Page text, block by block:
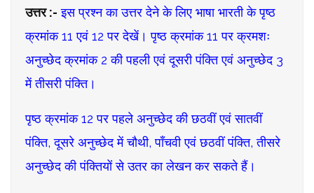
उत्तर :- इस प्रश्न का उत्तर देने के लिए भाषा भारती के पृष्ठ
क्रमांक 11 एवं 12 पर देखें। पृष्ठ क्रमांक 11 पर क्रमशः
अनुच्छेद क्रमांक 2 की पहली एवं दूसरी पंक्ति एवं अनुच्छेद 3
में तीसरी पंक्ति।
पृष्ठ क्रमांक 12 पर पहले अनुच्छेद की छठवीं एवं सातवीं
पंक्ति, दूसरे अनुच्छेद में चौथी, पाँचवी एवं छठवीं पंक्ति, तीसरे
अनुच्छेद की पंक्तियों से उतर का लेखन कर सकते हैं।